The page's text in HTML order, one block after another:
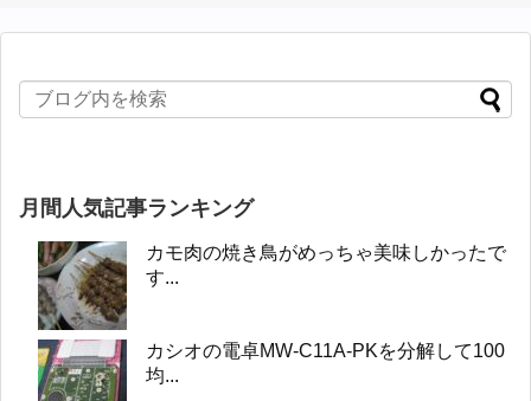
月間人気記事ランキング
カモ肉の焼き鳥がめっちゃ美味しかったで
す...
カシオの電卓MW-C11A-PKを分解して100
均...